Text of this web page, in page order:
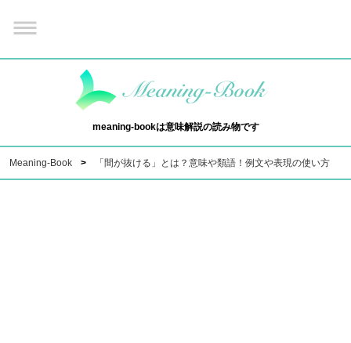
meaning-bookは意味解説の読み物です
Meaning-Book 「間が抜ける」とは？意味や類語！例文や表現の使い方